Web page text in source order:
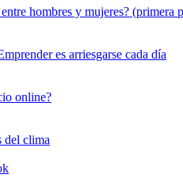
hombres y mujeres? (primera
es arriesgarse cada día
online?
del clima